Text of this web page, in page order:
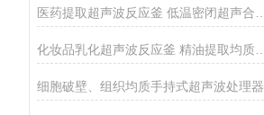
细胞破壁、组织均质手持式超声波处理器